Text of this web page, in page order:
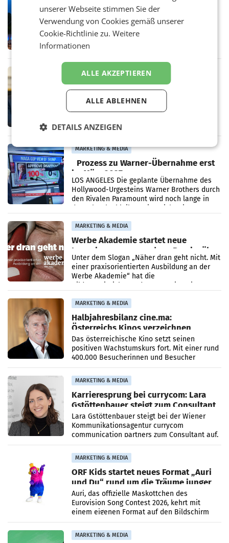
ORF-Kulturmatinee widmet sich 20
Jahren Grafenegg Festival und Peter
Simonischek
Am Sonntag, dem 9. August 2026, begleitet
Lillian Moschen das Publikum ab 9.05 Uhr
durch die ORF-„Kulturmatinee“. Die Sendung
MARKETING & MEDIA
APA-Comm-Ranking: Christian
Stocker mit höchster Medienpräsenz
im Juli
Das APA-Comm-Politik-Ranking untersucht
österreichischen Tageszeitungen und
MARKETING & MEDIA
Prozess zu Warner-Übernahme erst
im März 2027
LOS ANGELES Die geplante Übernahme des
Hollywood-Urgesteins Warner Brothers durch
den Rivalen Paramount wird noch lange in
der Schwebe bleiben. Eine Richterin setzte
MARKETING & MEDIA
Werbe Akademie startet neue
Imagekampagne rund um Praxisnähe
Unter dem Slogan „Näher dran geht nicht. Mit
einer praxisorientierten Ausbildung an der
Werbe Akademie“ hat die
Bildungseinrichtung des WIFI Wien eine neue
MARKETING & MEDIA
Halbjahresbilanz cine.ma:
Österreichs Kinos verzeichnen
400.000 Besucher mehr
Das österreichische Kino setzt seinen
positiven Wachstumskurs fort. Mit einer rund
400.000 Besucherinnen und Besucher
höheren Nettoreichweite im ersten Halbjahr
2026 gegenüber dem
MARKETING & MEDIA
Karrieresprung bei currycom: Lara
Gstöttenbauer steigt zum Consultant
auf
Lara Gstöttenbauer steigt bei der Wiener
Kommunikationsagentur currycom
communication partners zum Consultant auf.
Die 27-jährige Beraterin betreut Kundinnen
und Kunden in den Bereichen
MARKETING & MEDIA
ORF Kids startet neues Format „Auri
und Du“ rund um die Träume junger
Menschen
Auri, das offizielle Maskottchen des
Eurovision Song Contest 2026, kehrt mit
einem eigenen Format auf den Bildschirm
zurück. In der neuen Sendung „Auri und Du“
bei ORF Kids steht
MARKETING & MEDIA
unserer Webseite stimmen Sie der
Verwendung von Cookies gemäß unserer
Cookie-Richtlinie zu.Weitere
Informationen
ALLE AKZEPTIEREN
ALLE ABLEHNEN
DETAILS ANZEIGEN